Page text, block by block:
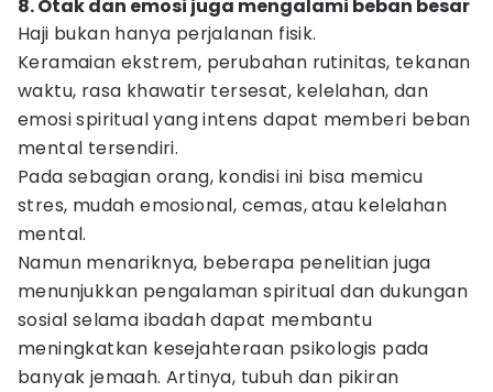
8. Otak dan emosi juga mengalami beban besar
Haji bukan hanya perjalanan fisik.
Keramaian ekstrem, perubahan rutinitas, tekanan
waktu, rasa khawatir tersesat, kelelahan, dan
emosi spiritual yang intens dapat memberi beban
mental tersendiri.
Pada sebagian orang, kondisi ini bisa memicu
stres, mudah emosional, cemas, atau kelelahan
mental.
Namun menariknya, beberapa penelitian juga
menunjukkan pengalaman spiritual dan dukungan
sosial selama ibadah dapat membantu
meningkatkan kesejahteraan psikologis pada
banyak jemaah. Artinya, tubuh dan pikiran